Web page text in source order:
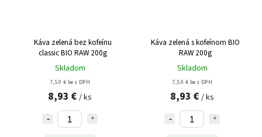
Káva zelená bez kofeínu
classic BIO RAW 200g
Skladom
7,50 € bez DPH
8,93 € / ks
Káva zelená s kofeínom BIO
RAW 200g
Skladom
7,50 € bez DPH
8,93 € / ks